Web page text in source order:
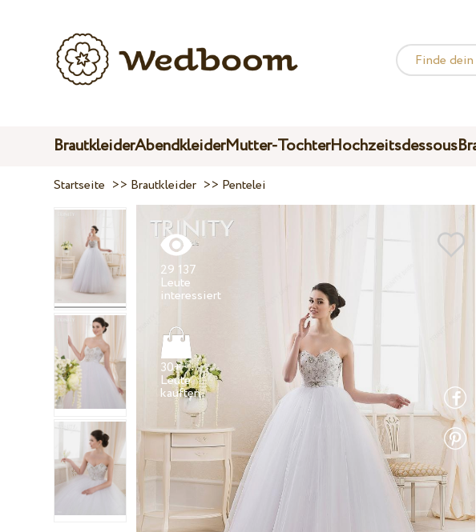
BrautkleiderAbendkleiderMutter-TochterHochzeitsdessous
Startseite >> Brautkleider >> Pentelei
29 137
Leute
30+
Leute
kauften